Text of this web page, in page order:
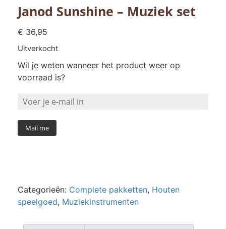
Janod Sunshine – Muziek set
€ 36,95
Uitverkocht
Wil je weten wanneer het product weer op
voorraad is?
Mail me
Categorieën: Complete pakketten, Houten
speelgoed, Muziekinstrumenten